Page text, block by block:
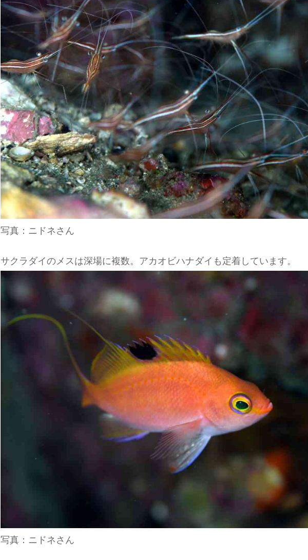
写真：ニドネさん
サクラダイのメスは深場に複数。アカオビハナダイも定着しています。
写真：ニドネさん